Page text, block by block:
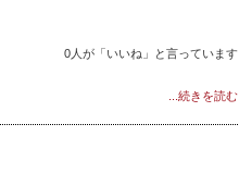
0人が「いいね」と言っています
...続きを読む